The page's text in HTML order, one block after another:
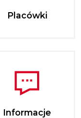
Placówki
Informacje